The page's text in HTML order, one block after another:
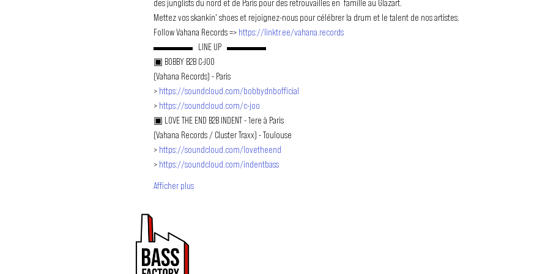
des junglists du nord et de Paris pour des retrouvailles en  famille au Glazart.
Mettez vos skankin' shoes et rejoignez-nous pour célébrer la drum et le talent de nos artistes.
Follow Vahana Records => https://linktr.ee/vahana.records
▬▬▬▬   LINE UP   ▬▬▬▬
▣ BOBBY B2B C-JOO
(Vahana Records) - Paris
> https://soundcloud.com/bobbydnbofficial
> https://soundcloud.com/c-joo
▣ LOVE THE END B2B INDENT - 1ere à Paris
(Vahana Records / Cluster Traxx) - Toulouse
> https://soundcloud.com/lovetheend
> https://soundcloud.com/indentbass
Afficher plus